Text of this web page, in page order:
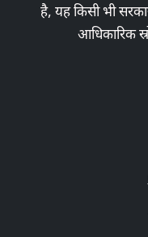
है, यह किसी भी
आधिकारिक